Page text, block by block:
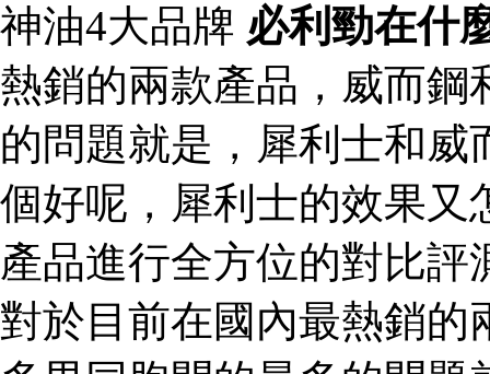
神油4大品牌 必利勁在什
熱銷的兩款產品，威而鋼
的問題就是，犀利士和
個好呢，犀利士的效果又
產品進行全方位的對比評
對於目前在國內最熱銷的